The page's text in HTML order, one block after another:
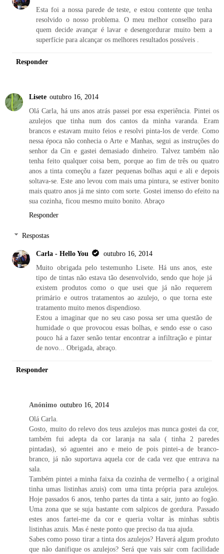
Esta foi a nossa parede de teste, e estou contente que tenha
resolvido o nosso problema. O meu melhor conselho para
quem decide avançar é lavar e desengordurar muito bem a
superfície para alcançar os melhores resultados possíveis .
Responder
Lisete outubro 16, 2014
Olá Carla, há uns anos atrás passei por essa experiência. Pintei os
azulejos que tinha num dos cantos da minha varanda. Eram
brancos e estavam muito feios e resolvi pinta-los de verde. Como
nessa época não conhecia o Arte e Manhas, segui as instruções do
senhor da Cin e gastei demasiado dinheiro. Talvez também não
tenha feito qualquer coisa bem, porque ao fim de três ou quatro
anos a tinta começõu a fazer pequenas bolhas aqui e ali e depois
soltava-se. Este ano levou com mais uma pintura, se estiver bonito
mais quatro anos já me sinto com sorte. Gostei imenso do efeito na
sua cozinha, ficou mesmo muito bonito. Abraço
Responder
Respostas
Carla - Hello You
outubro 16, 2014
Muito obrigada pelo testemunho Lisete. Há uns anos, este
tipo de tintas não estava tão desenvolvido, sendo que hoje já
existem produtos como o que usei que já não requerem
primário e outros tratamentos ao azulejo, o que torna este
tratamento muito menos dispendioso.
Estou a imaginar que no seu caso possa ser uma questão de
humidade o que provocou essas bolhas, e sendo esse o caso
pouco há a fazer senão tentar encontrar a infiltração e pintar
de novo... Obrigada, abraço.
Responder
Anónimo outubro 16, 2014
Olá Carla.
Gosto, muito do relevo dos teus azulejos mas nunca gostei da cor,
também fui adepta da cor laranja na sala ( tinha 2 paredes
pintadas), só aguentei ano e meio de pois pintei-a de branco-
branco, já não suportava aquela cor de cada vez que entrava na
sala.
Também pintei a minha faixa da cozinha de vermelho ( a original
tinha umas listinhas azuis) com uma tinta própria para azulejos.
Hoje passados 6 anos, tenho partes da tinta a sair, junto ao fogão.
Uma zona que se suja bastante com salpicos de gordura. Passado
estes anos fartei-me da cor e queria voltar às minhas subtis
listinhas azuis. Mas é neste ponto que preciso da tua ajuda.
Sabes como posso tirar a tinta dos azulejos? Haverá algum produto
que não danifique os azulejos? Será que vais sair com facilidade